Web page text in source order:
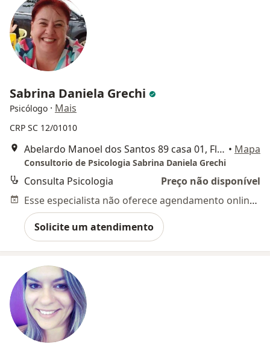
Sabrina Daniela Grechi
Psicólogo · Mais
CRP SC 12/01010
Abelardo Manoel dos Santos 89 casa 01, Florianópolis • Mapa
Consultorio de Psicologia Sabrina Daniela Grechi
Consulta Psicologia
Preço não disponível
Esse especialista não oferece agendamento online para esse endereço.
Solicite um atendimento